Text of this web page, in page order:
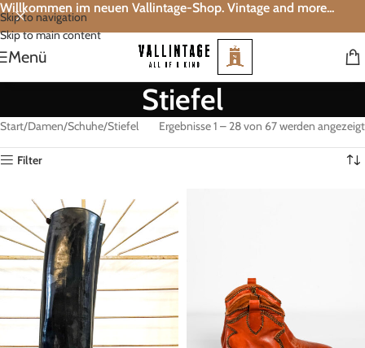
Skip to navigation
Skip to main content
Willkommen im neuen Vallintage-Shop. Vintage and more...
Menü
Stiefel
Start Damen Schuhe Stiefel Ergebnisse 1 – 28 von 67 werden angezeigt
Filter